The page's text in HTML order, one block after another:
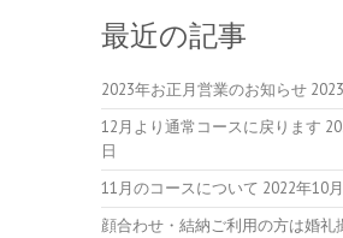
最近の記事
2023年お正月営業のお知らせ
12月より通常コースに戻ります
日
11月のコースについて 2022年10
顔合わせ・結納ご利用の方は婚礼